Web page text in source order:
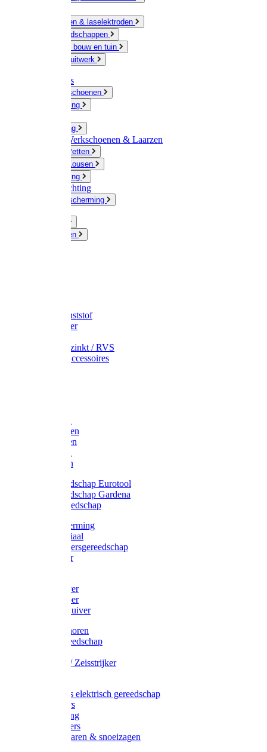
Slijpschijven & laselektroden
Handgereedschappen
IJzerwaren bouw en tuin
Hang en sluitwerk
Disposables
Werkhandschoenen
Regenkleding
Werkkleding
Wandel-/ Werkschoenen & Laarzen
Hoeden / Petten
Sokken / Kousen
Winterkleding
Winkelinrichting
Gelaatsbescherming
Knaagdieren
Emmer kunststof
Schepemmer
Emmer verzinkt / RVS
Regenton accessoires
Gazonharken
Asfaltharken
Hooiharken
Handgereedschap Eurotool
Handgereedschap Gardena
Kindergereedschap
Kniebescherming
Afzetmateriaal
Stratenmakersgereedschap
Straathamer
Mestschuiver
Mestschraper
Sneeuwschuiver
Zeis toebehoren
Baggergereedschap
Wetstenen / Zeisstrijker
Accessoires elektrisch gereedschap
Grasmaaiers
Tuinreiniging
Robotmaaiers
Heggenscharen & snoeizagen